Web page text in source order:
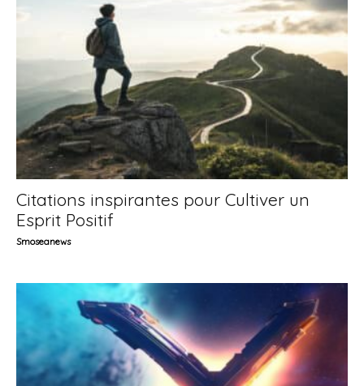
Citations inspirantes pour Cultiver un
Esprit Positif
Smoseanews